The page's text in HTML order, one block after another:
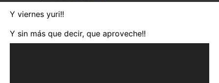
Y viernes yuri!!
Y sin más que decir, que aproveche!!